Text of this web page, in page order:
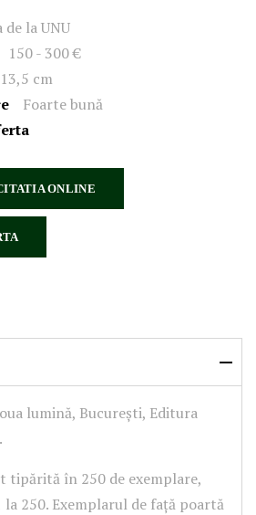
de la UNU
150 - 300 €
cm
Foarte bună
ONLINE
lumină, București, Editura
tipărită în 250 de exemplare,
250. Exemplarul de față poartă